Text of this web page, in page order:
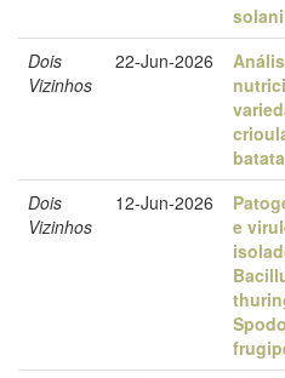
solani
Dois
Vizinhos
22-Jun-2026
Dois
Vizinhos
12-Jun-2026
e